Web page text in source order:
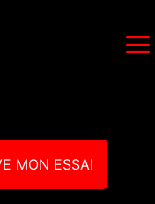
MON ESSAI